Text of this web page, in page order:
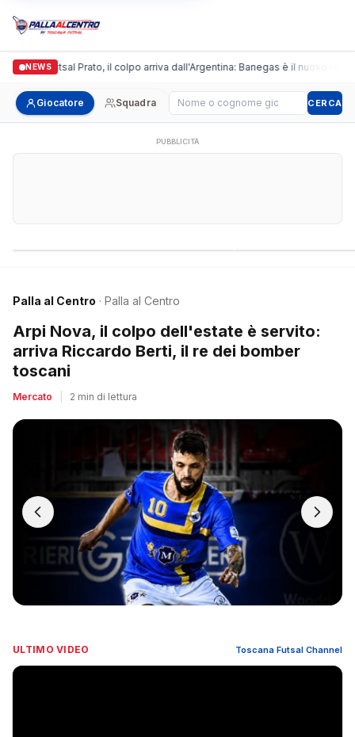
NEWS
Futsal Prato, il colpo arriva dall'Argentina: Banegas è il nuovo leader
Giocatore Squadra Cerca giocatore CERCA
PUBBLICITÀ
Palla al Centro · Palla al Centro
Arpi Nova, il colpo dell'estate è servito:
arriva Riccardo Berti, il re dei bomber
toscani
Mercato 2 min di lettura
ULTIMO VIDEO Toscana Futsal Channel